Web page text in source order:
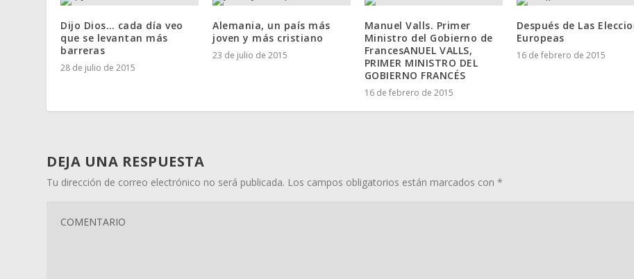
Dijo Dios… cada día veo
que se levantan más
barreras
28 de julio de 2015
Alemania, un país más
joven y más cristiano
23 de julio de 2015
Manuel Valls. Primer
Ministro del Gobierno de
FrancesANUEL VALLS,
PRIMER MINISTRO DEL
GOBIERNO FRANCÉS
16 de febrero de 2015
Después de Las
Europeas
16 de febrero de 2015
DEJA UNA RESPUESTA
Tu dirección de correo electrónico no será publicada. Los campos obligatorios están marcados con*